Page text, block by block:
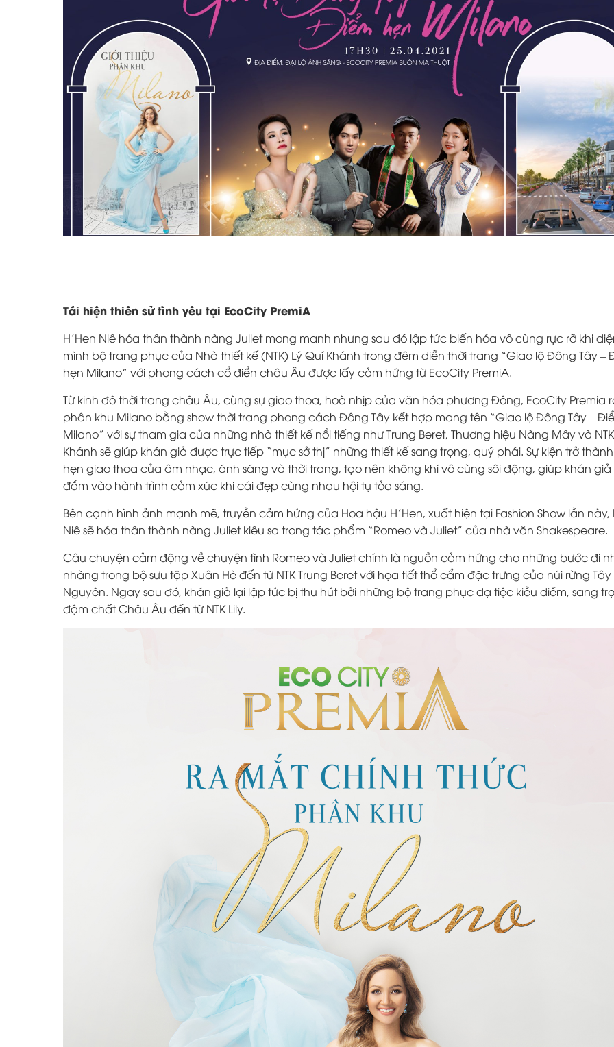
Tái hiện thiên sử tình yêu tại EcoCity PremiA
H’Hen Niê hóa thân thành nàng Juliet mong manh nhưng sau đó lập tức biến hóa vô cùng rực rỡ khi
mình bộ trang phục của Nhà thiết kế (NTK) Lý Quí Khánh trong đêm diễn thời trang “Giao lộ Đông Tây –
hẹn Milano” với phong cách cổ điển châu Âu được lấy cảm hứng từ EcoCity PremiA.
Từ kinh đô thời trang châu Âu, cùng sự giao thoa, hoà nhịp của văn hóa phương Đông, EcoCity Premia
phân khu Milano bằng show thời trang phong cách Đông Tây kết hợp mang tên “Giao lộ Đông Tây –
Milano” với sự tham gia của những nhà thiết kế nổi tiếng như Trung Beret, Thương hiệu Nàng Mây và
Khánh sẽ giúp khán giả được trực tiếp “mục sở thị” những thiết kế sang trọng, quý phái. Sự kiện trở
hẹn giao thoa của âm nhạc, ánh sáng và thời trang, tạo nên không khí vô cùng sôi động, giúp khán
đắm vào hành trình cảm xúc khi cái đẹp cùng nhau hội tụ tỏa sáng.
Bên cạnh hình ảnh mạnh mẽ, truyền cảm hứng của Hoa hậu H’Hen, xuất hiện tại Fashion Show lần này,
Niê sẽ hóa thân thành nàng Juliet kiêu sa trong tác phẩm “Romeo và Juliet” của nhà văn Shakespeare.
Câu chuyện cảm động về chuyện tình Romeo và Juliet chính là nguồn cảm hứng cho những bước đi
nhàng trong bộ sưu tập Xuân Hè đến từ NTK Trung Beret với họa tiết thổ cẩm đặc trưng của núi rừng Tây
Nguyên. Ngay sau đó, khán giả lại lập tức bị thu hút bởi những bộ trang phục dạ tiệc kiều diễm, sang
đậm chất Châu Âu đến từ NTK Lily.